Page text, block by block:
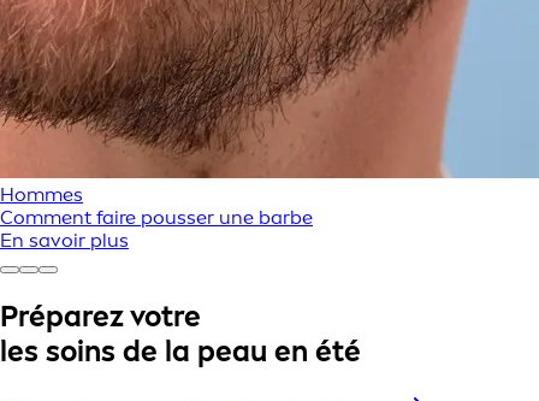
Hommes
Comment faire pousser une barbe
En savoir plus
Préparez votre
les soins de la peau en été